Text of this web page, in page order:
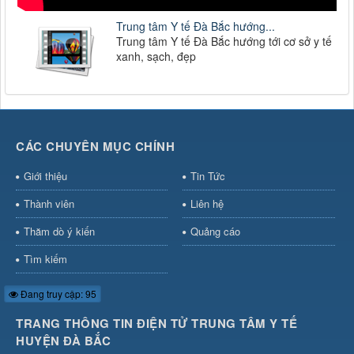
Trung tâm Y tế Đà Bắc hướng...
Trung tâm Y tế Đà Bắc hướng tới cơ sở y tế
xanh, sạch, đẹp
CÁC CHUYÊN MỤC CHÍNH
Giới thiệu
Tin Tức
Thành viên
Liên hệ
Thăm dò ý kiến
Quảng cáo
Tìm kiếm
Đang truy cập: 95
TRANG THÔNG TIN ĐIỆN TỬ TRUNG TÂM Y TẾ
HUYỆN ĐÀ BẮC